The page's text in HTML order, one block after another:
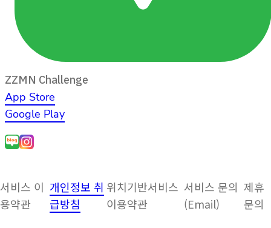
ZZMN Challenge
App Store
Google Play
서비스 이
용약관
개인정보 취
급방침
위치기반서비스
이용약관
서비스 문의
(Email)
제휴
문의